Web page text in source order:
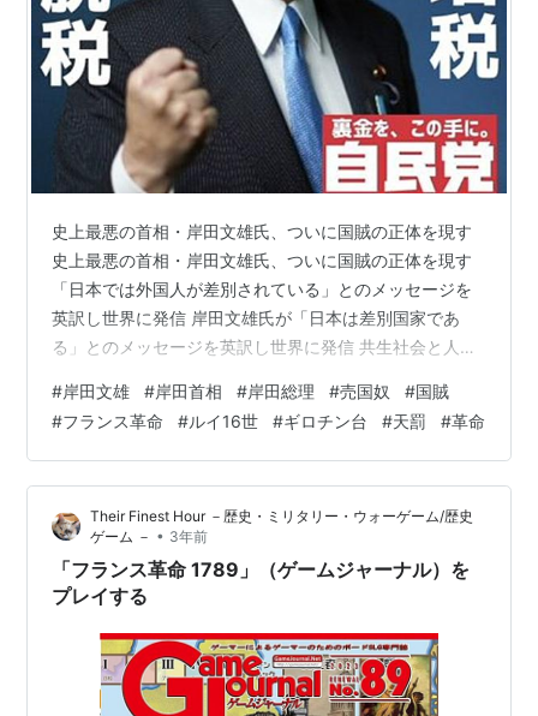
史上最悪の首相・岸田文雄氏、ついに国賊の正体を現す
史上最悪の首相・岸田文雄氏、ついに国賊の正体を現す
「日本では外国人が差別されている」とのメッセージを
英訳し世界に発信 岸田文雄氏が「日本は差別国家であ
る」とのメッセージを英訳し世界に発信 共生社会と人権
悪の首相・岸田文雄氏、ついに国賊の正体を現す 「日本
では外国人が差別されている」とのメッセージを英訳し
世界に発信 岸田文雄氏が「日本は差別国家である」との
メッセージを英訳し世界に発信 支持率1割台の首相が何を
勝手に世界に発信しているのか？ February 5, 2024
Unfortun…
#岸田文雄 #岸田首相 #岸田総理 #売国奴 #国賊
#フランス革命 #ルイ16世 #ギロチン台 #天罰 #革命
Their Finest Hour －歴史・ミリタリー・ウォーゲーム/歴史
ゲーム － • 3年前
「フランス革命 1789」（ゲームジャーナル）を
プレイする